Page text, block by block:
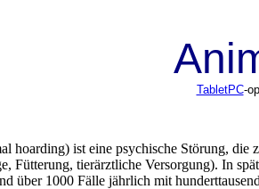
TabletPC-
hoarding) ist eine psychische Störung,
Fütterung, tierärztliche Versorgung). In
über 1000 Fälle jährlich mit